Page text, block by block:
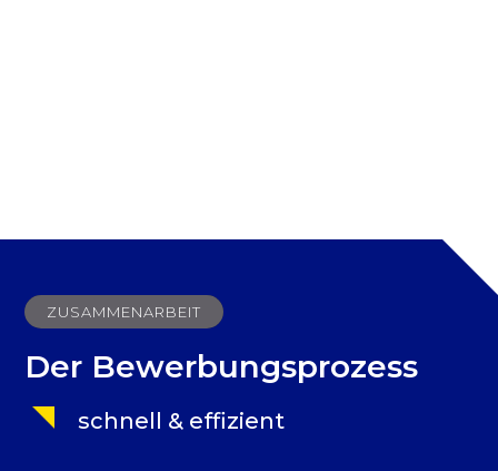
ZUSAMMENARBEIT
Der Bewerbungsprozess
schnell & effizient